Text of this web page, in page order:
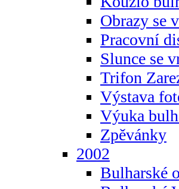
Obrazy se
Pracovní
Slunce se
Trifon
Výstava
Výuka
Zpěvánky
2002
Bulharské